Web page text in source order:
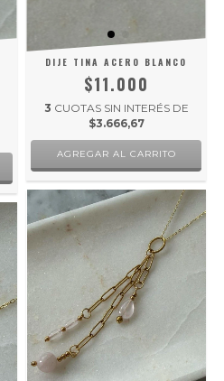
DIJE TINA ACERO BLANCO
$11.000
3 CUOTAS SIN INTERÉS DE
$3.666,67